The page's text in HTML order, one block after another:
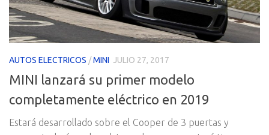
AUTOS ELECTRICOS /MINI JULIO 27, 2017
MINI lanzará su primer modelo
completamente eléctrico en 2019
Estará desarrollado sobre el Cooper de 3 puertas y